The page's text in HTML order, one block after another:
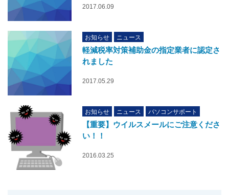
2017.06.09
お知らせ ニュース
軽減税率対策補助金の指定業者に認定さ
れました
2017.05.29
お知らせ ニュース パソコンサポート
【重要】ウイルスメールにご注意くださ
い！！
2016.03.25